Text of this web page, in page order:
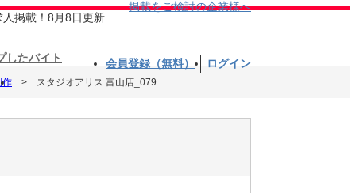
人掲載！8月8日更新
掲載をご検討の企業様へ
したバイト 会員登録（無料） ログイン
作 スタジオアリス 富山店_079